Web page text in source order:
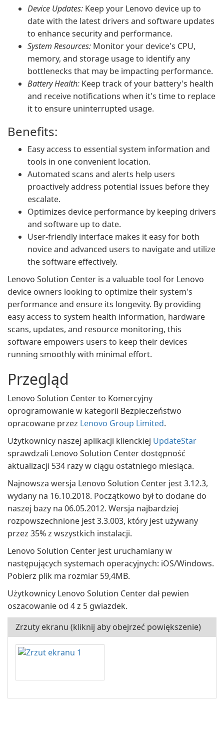
Device Updates: Keep your Lenovo device up to
date with the latest drivers and software updates
to enhance security and performance.
System Resources: Monitor your device's CPU,
memory, and storage usage to identify any
bottlenecks that may be impacting performance.
Battery Health: Keep track of your battery's health
and receive notifications when it's time to replace
it to ensure uninterrupted usage.
Benefits:
Easy access to essential system information and
tools in one convenient location.
Automated scans and alerts help users
proactively address potential issues before they
escalate.
Optimizes device performance by keeping drivers
and software up to date.
User-friendly interface makes it easy for both
novice and advanced users to navigate and utilize
the software effectively.
Lenovo Solution Center is a valuable tool for Lenovo
device owners looking to optimize their system's
performance and ensure its longevity. By providing
easy access to system health information, hardware
scans, updates, and resource monitoring, this
software empowers users to keep their devices
running smoothly with minimal effort.
Przegląd
Lenovo Solution Center to Komercyjny
oprogramowanie w kategorii Bezpieczeństwo
opracowane przez Lenovo Group Limited.
Użytkownicy naszej aplikacji klienckiej UpdateStar
sprawdzali Lenovo Solution Center dostępność
aktualizacji 534 razy w ciągu ostatniego miesiąca.
Najnowsza wersja Lenovo Solution Center jest 3.12.3,
wydany na 16.10.2018. Początkowo był to dodane do
naszej bazy na 06.05.2012. Wersja najbardziej
rozpowszechnione jest 3.3.003, który jest używany
przez 35% z wszystkich instalacji.
Lenovo Solution Center jest uruchamiany w
następujących systemach operacyjnych: iOS/Windows.
Pobierz plik ma rozmiar 59,4MB.
Użytkownicy Lenovo Solution Center dał pewien
oszacowanie od 4 z 5 gwiazdek.
Zrzuty ekranu (kliknij aby obejrzeć powiększenie)